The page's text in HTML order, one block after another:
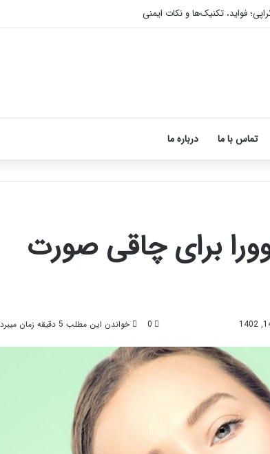
فواید، تکنیک‌ها و نکات ایمنی
تماس با ما درباره ما
برای چاقی صورت
0 خواندن این مطلب 5 دقیقه زمان میبرد
از تزریق چربی؛
آموزش
شکستن
مهر 8, 1404
آموزش شکستن قولنج در خانه